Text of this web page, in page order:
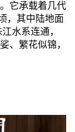
它承载着几代
，其中陆地面
水系连通，
、繁花似锦，